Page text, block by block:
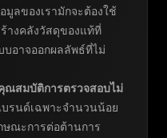
ลของเรามักจะต้องใช้
างคลังวัสดุของแท้ที่
บอาจออกผลลัพธ์ที่ไม่
ณสมบัติการตรวจสอบไม่
รนด์เฉพาะจำนวนน้อย
ณะการต่อต้านการ